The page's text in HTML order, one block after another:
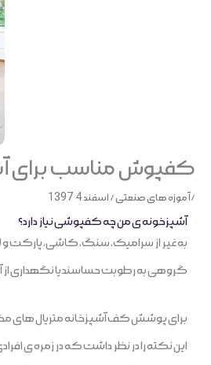
کفپوش مناسب برای
/آموزه های صنعتی/اسفند 4, 1397
آشپزخونه ی من چه کفپوشی نیاز دارد؟
به غیر از سرامیک، سنگ، کاشی،
گروهی به رطوبت حساسند یا نگهداری
برای پوشش کف آشپزخانه متریال های
این نکته را در نظر داشت که در زمره ی